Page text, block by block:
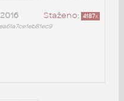
Staženo: 4187x